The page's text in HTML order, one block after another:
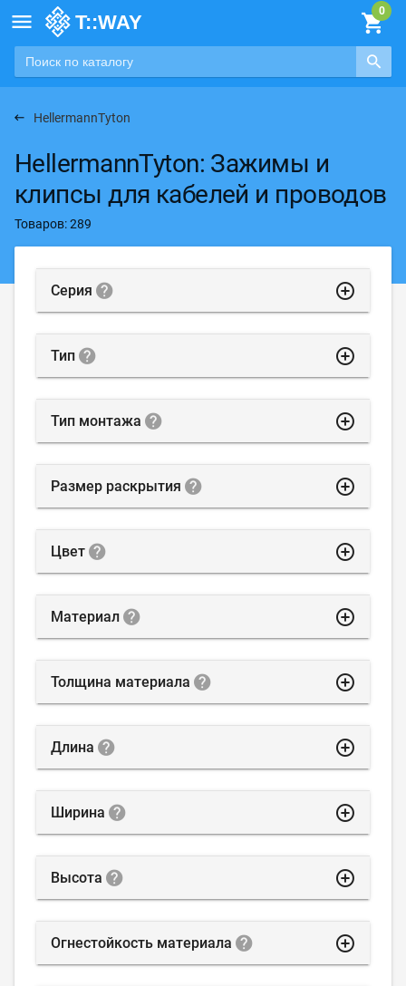

HellermannTyton
HellermannTyton: Зажимы и
клипсы для кабелей и проводов
Товаров: 289
highlight_off
Серия
highlight_off
Тип
highlight_off
Тип монтажа
highlight_off
Размер раскрытия
highlight_off
Цвет
highlight_off
Материал
highlight_off
Толщина материала
highlight_off
Длина
highlight_off
Ширина
highlight_off
Высота
highlight_off
Огнестойкость материала